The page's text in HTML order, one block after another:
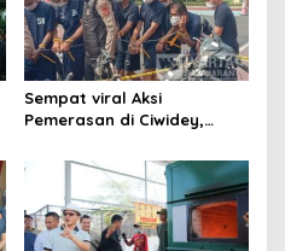
Sempat viral Aksi
Pemerasan di Ciwidey,
Pelaku